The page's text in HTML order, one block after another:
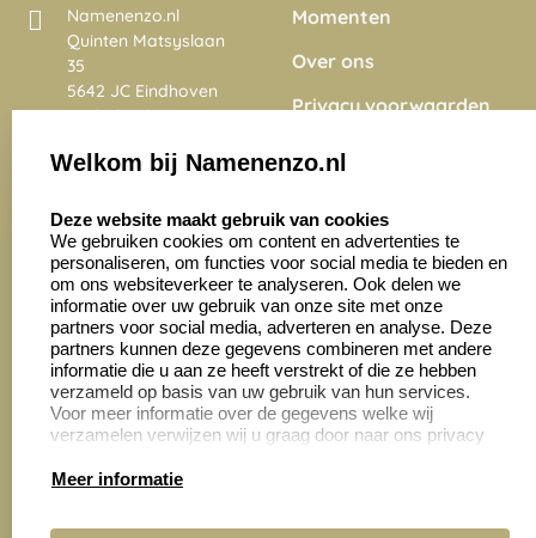
Namenenzo.nl
Quinten Matsyslaan
35
5642 JC Eindhoven
Nederland
4028 beoordelingen
Momenten
Over ons
Privacy voorwaarden
Onze vacatures
Zakelijk:
Aanvraag op maat
Cadeaubonnen
Klantenservice:
Contact opnemen
Veelgestelde vragen
Retourneren
Welkom bij Namenenzo.nl
Deze website maakt gebruik van cookies
We gebruiken cookies om content en advertenties te
personaliseren, om functies voor social media te bieden en
om ons websiteverkeer te analyseren. Ook delen we
informatie over uw gebruik van onze site met onze
partners voor social media, adverteren en analyse. Deze
partners kunnen deze gegevens combineren met andere
informatie die u aan ze heeft verstrekt of die ze hebben
verzameld op basis van uw gebruik van hun services.
Voor meer informatie over de gegevens welke wij
verzamelen verwijzen wij u graag door naar ons privacy
Meer informatie